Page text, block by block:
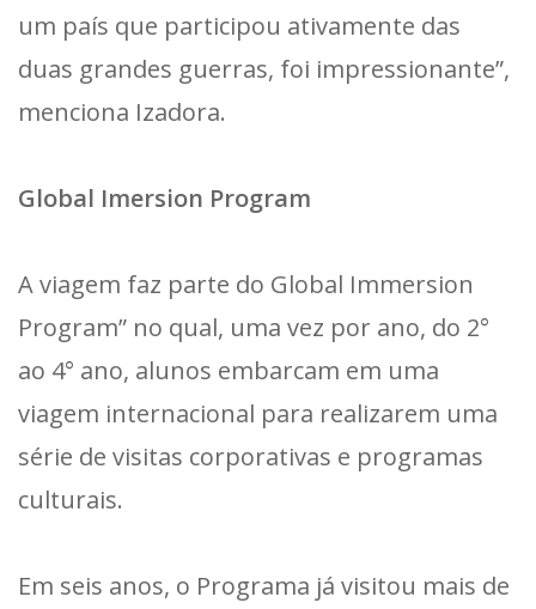
um país que participou ativamente das
duas grandes guerras, foi impressionante”,
menciona Izadora.
Global Imersion Program
A viagem faz parte do Global Immersion
Program” no qual, uma vez por ano, do 2°
ao 4° ano, alunos embarcam em uma
viagem internacional para realizarem uma
série de visitas corporativas e programas
culturais.
Em seis anos, o Programa já visitou mais de